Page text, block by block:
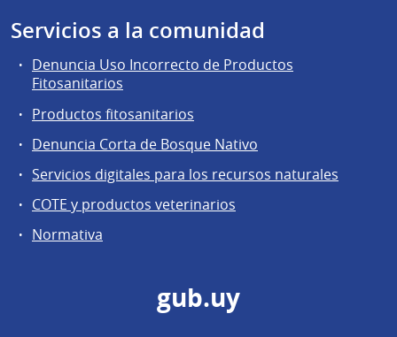
Servicios a la comunidad
Denuncia Uso Incorrecto de Productos
Fitosanitarios
Productos fitosanitarios
Denuncia Corta de Bosque Nativo
Servicios digitales para los recursos naturales
COTE y productos veterinarios
Normativa
gub.uy